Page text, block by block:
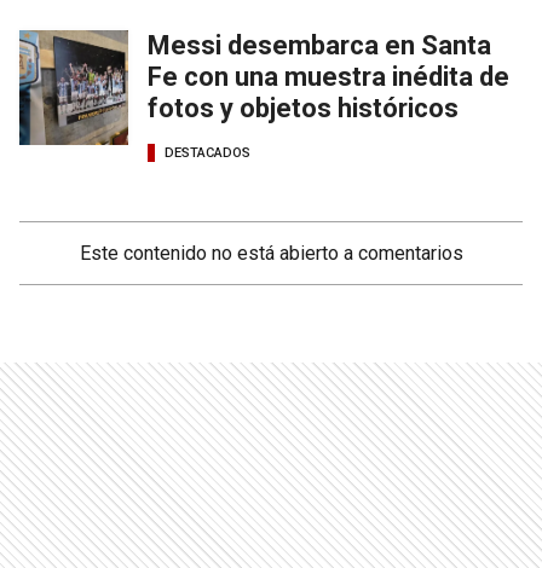
Messi desembarca en Santa
Fe con una muestra inédita de
fotos y objetos históricos
DESTACADOS
Este contenido no está abierto a comentarios